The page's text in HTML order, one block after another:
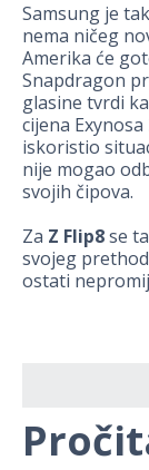
Samsung je
nema ničeg
Amerika će
Snapdragon
glasine tvrdi
cijena
iskoristio
nije mogao
svojih čipova.
Za Z Flip8se
svojeg
ostati